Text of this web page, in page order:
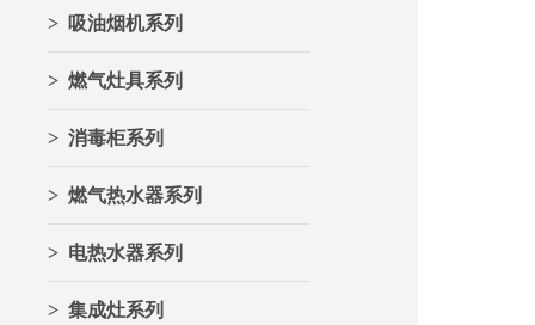
> 吸油烟机系列
> 燃气灶具系列
> 消毒柜系列
> 燃气热水器系列
> 电热水器系列
> 集成灶系列